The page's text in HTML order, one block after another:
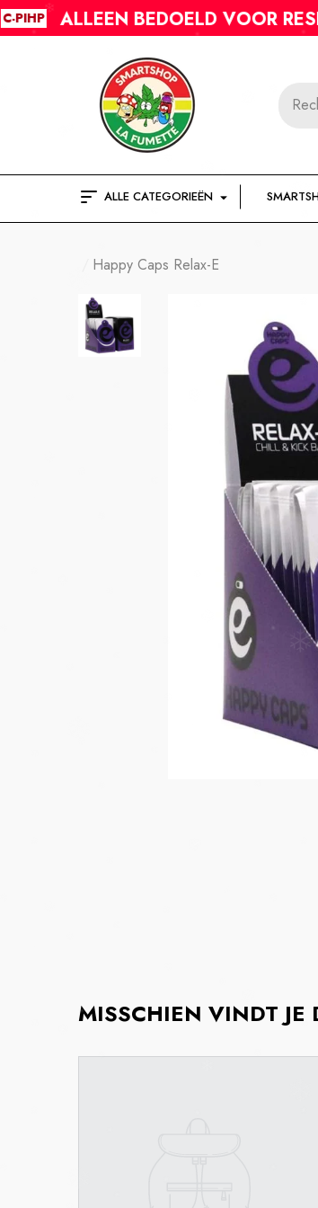
BEDOELD VOOR
ALLE CATEGORIEËN
Happy Caps Relax-E
MISSCHIEN VINDT JE
LA